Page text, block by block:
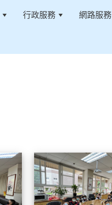
行政服務 網路服務
認識校長室活動